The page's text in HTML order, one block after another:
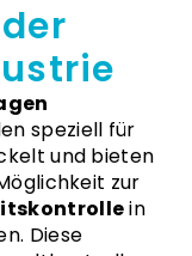
speziell für
und bieten
zur
in
Diese